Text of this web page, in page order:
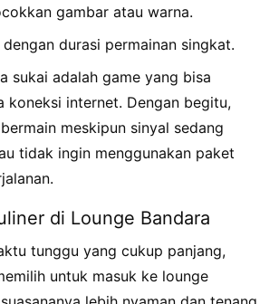
gambar atau warna.
dengan durasi permainan singkat.
sukai adalah game yang bisa
koneksi internet. Dengan begitu,
meskipun sinyal sedang
tidak ingin menggunakan paket
di Lounge Bandara
tunggu yang cukup panjang,
untuk masuk ke lounge